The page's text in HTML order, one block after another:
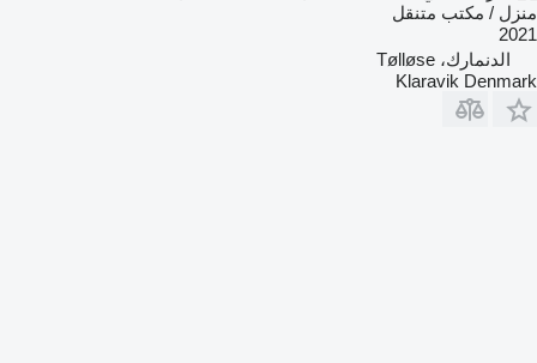
منزل / مكتب متنقل
2021
الدنمارك، Tølløse
Klaravik Denmark